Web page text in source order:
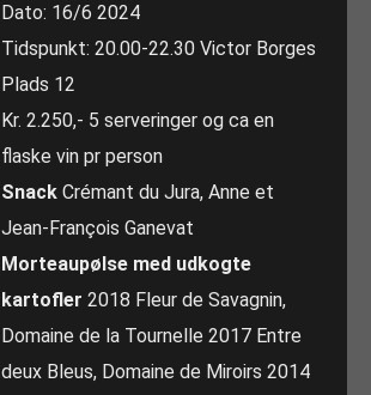
Dato: 16/6 2024
Tidspunkt: 20.00-22.30 Victor Borges
Plads 12
Kr. 2.250,- 5 serveringer og ca en
flaske vin pr person
SnackCrémant du Jura, Anne et
Jean-François Ganevat
Morteaupølse med udkogte
kartofler 2018 Fleur de Savagnin,
Domaine de la Tournelle 2017 Entre
deux Bleus, Domaine de Miroirs 2014